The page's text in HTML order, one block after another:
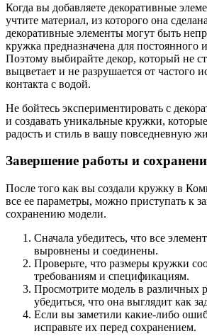
Когда вы добавляете декоративные
учтите материал, из которого она
декоративные элементы могут быть
кружка предназначена для постоянного
Поэтому выбирайте декор, который не
выцветает и не разрушается от частого
контакта с водой.
Не бойтесь экспериментировать с
и создавать уникальные кружки,
радость и стиль в вашу повседневную
Завершение работы и
После того как вы создали кружку в
все ее параметры, можно приступать к
сохранению модели.
Сначала убедитесь, что все
выровнены и соединены.
Проверьте, что размеры кружки
требованиям и спецификациям.
Просмотрите модель в различных
убедиться, что она выглядит как
Если вы заметили какие-либо
исправьте их перед сохранением.